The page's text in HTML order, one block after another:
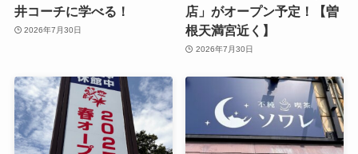
井コーチに学べる！
2026年7月30日
店」がオープン予定！【曽
根天満宮近く】
2026年7月30日